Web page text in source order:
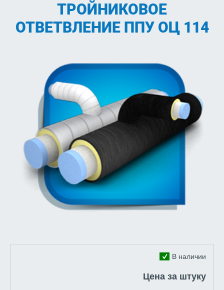
ТРОЙНИКОВОЕ
ОТВЕТВЛЕНИЕ ППУ ОЦ 114
В наличии
Цена за штуку